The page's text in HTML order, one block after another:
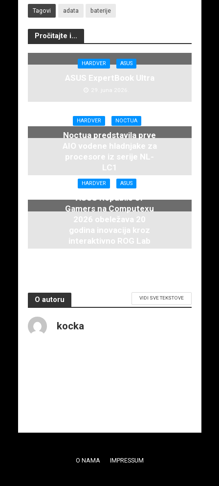
Tagovi adata baterije
Pročitajte i...
HARDVER ASUS
ASUS ExpertBook Ultra
29. juna 2026.
HARDVER NOCTUA
Noctua predstavila prve
AIO vodene hladnjake za
procesore iz serije NL-
LC1
16. juna 2026.
HARDVER ASUS
ASUS Republic of
Gamers na Computexu
2026 obeležava 20
godina inovacija kroz
interaktivno ROG Lab
iskustvo
O autoru VIDI SVE TEKSTOVE
kocka
O NAMA IMPRESSUM